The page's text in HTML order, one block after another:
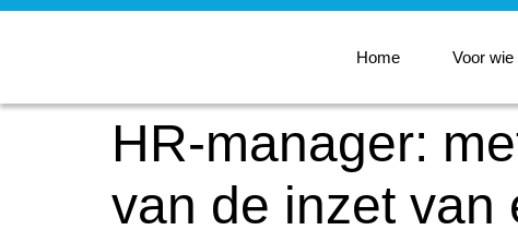
Home Voor wie
HR-manager:
van de inzet van